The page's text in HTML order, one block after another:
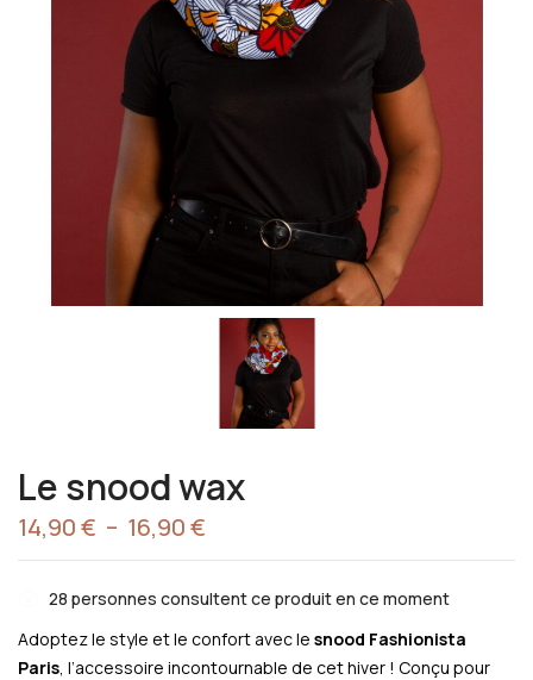
Le snood wax
14,90€ – 16,90€
28 personnes consultent ce produit en ce moment
Adoptez le style et le confort avec le snood Fashionista
Paris , l’accessoire incontournable de cet hiver ! Conçu pour